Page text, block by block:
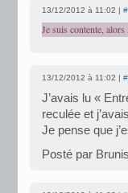
13/12/2012 à 11:02 |
Je suis contente, alors
13/12/2012 à 11:02 |
J’avais lu «
reculée et
Je pense que
Posté par